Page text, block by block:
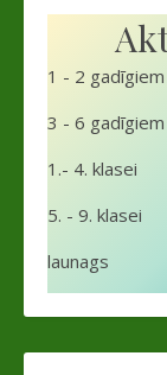
1 - 2 gadīgiem
3 - 6 gadīgiem
1.- 4. klasei
5. - 9. klasei
launags